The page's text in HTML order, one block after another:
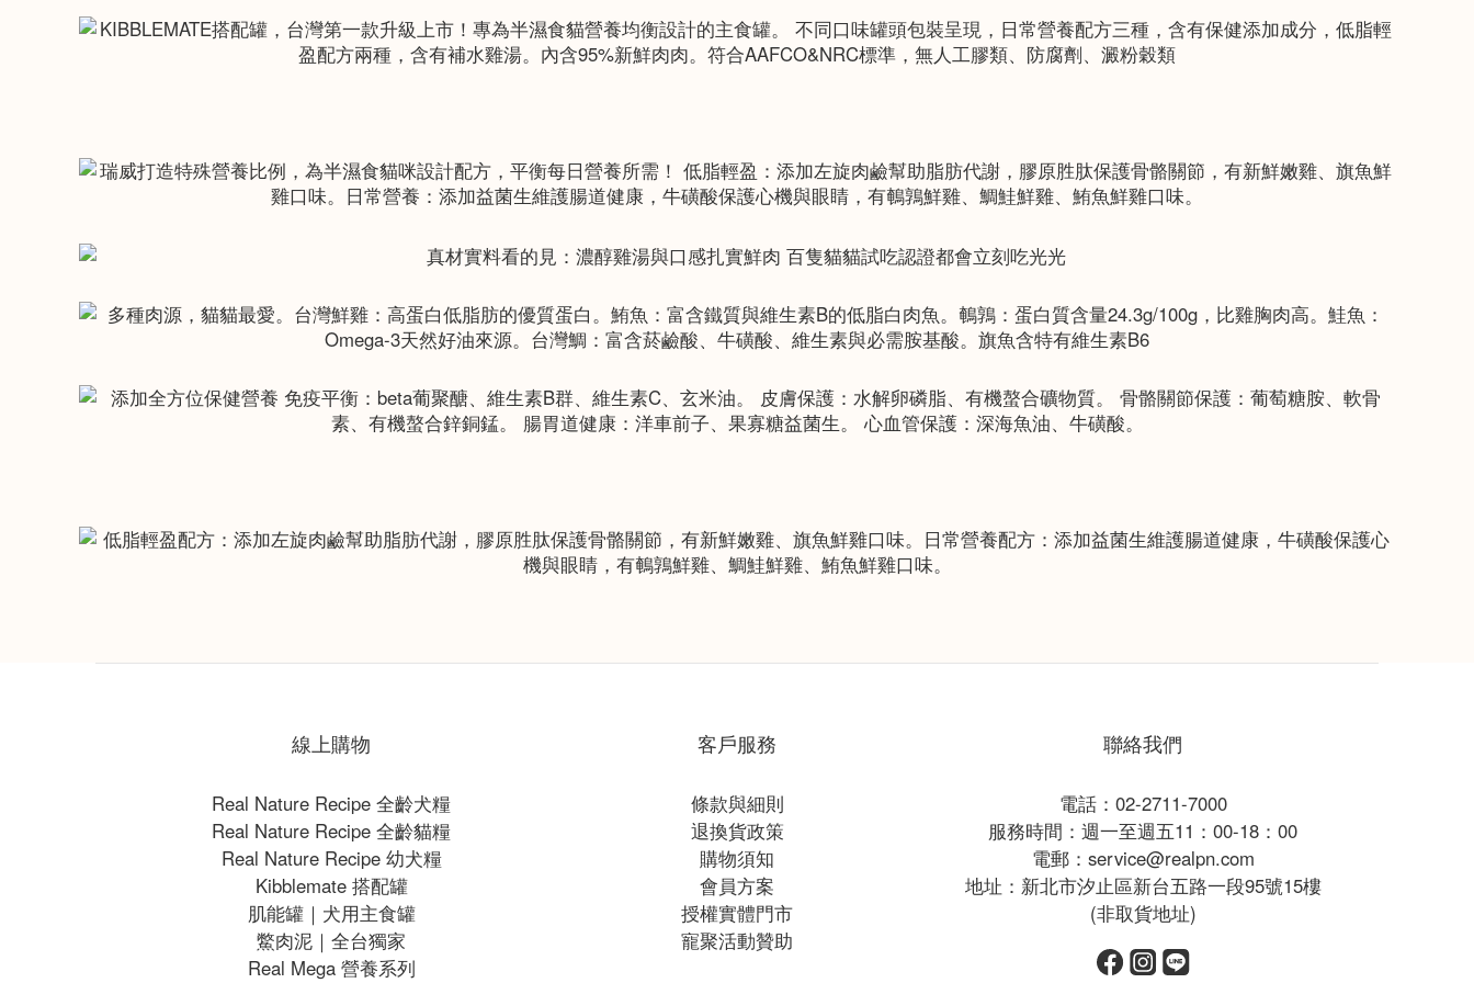
線上購物
Real Nature Recipe 全齡犬糧
Real Nature Recipe 全齡貓糧
Real Nature Recipe 幼犬糧
Kibblemate 搭配罐
肌能罐｜犬用主食罐
鱉肉泥｜全台獨家
Real Mega 營養系列
客戶服務
條款與細則
退換貨政策
購物須知
會員方案
授權實體門市
寵聚活動贊助
聯絡我們
電話：02-2711-7000
服務時間：週一至週五11：00-18：00
電郵：service@realpn.com
地址：新北市汐止區新台五路一段95號15樓
(非取貨地址)